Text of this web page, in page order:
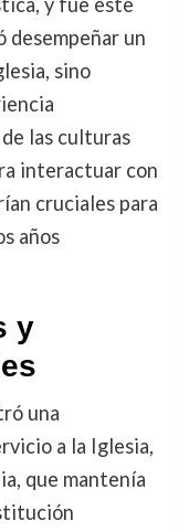
un
sino
las culturas
interactuar con
cruciales para
años
y
una
a la Iglesia,
que mantenía